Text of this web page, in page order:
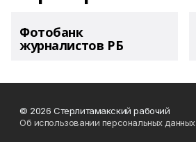
Фотобанк
журналистов РБ
© 2026 Стерлитамакский рабочий
Об использовании персональных данных